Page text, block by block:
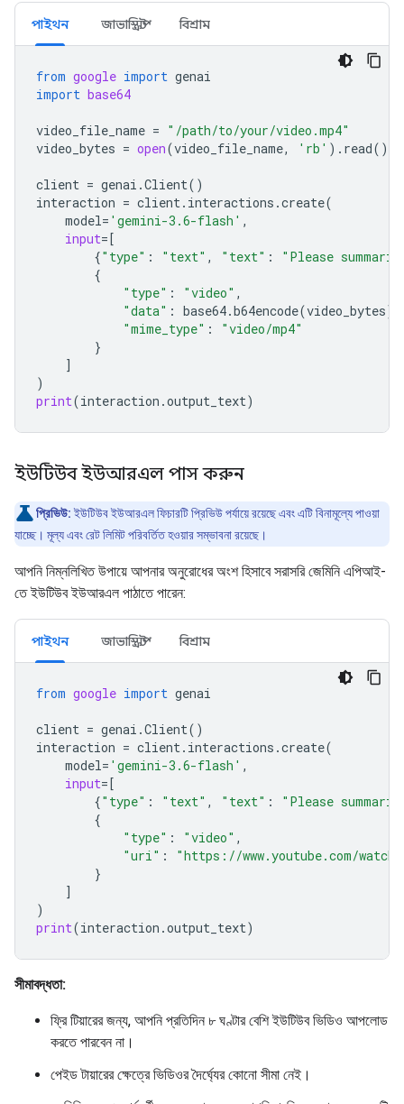
পাইথন জাভাস্ক্রিপ্ট বিশ্রাম
from google import genai
import base64
video_file_name = "/path/to/your/video.mp4"
video_bytes = open(video_file_name, 'rb' ) . read()
client = genai .Client()
interaction = client. interactions .create(
model= 'gemini-3.6-flash' ,
input=[
{"type" : "text" , "text" :
"Please
{
"type" : "video" ,
"data" : base64.b64encode(video_bytes)
"mime_type" :
"video/mp4"
}
]
)
print(interaction .output_text)
ইউটিউব ইউআরএল পাস করুন
প্রিভিউ: ইউটিউব ইউআরএল ফিচারটি প্রিভিউ পর্যায়ে রয়েছে এবং এটি বিনামূল্যে পাওয়া
যাচ্ছে। মূল্য এবং রেট লিমিট পরিবর্তিত হওয়ার সম্ভাবনা রয়েছে।
আপনি নিম্নলিখিত উপায়ে আপনার অনুরোধের অংশ হিসাবে সরাসরি জেমিনি এপিআই-
তে ইউটিউব ইউআরএল পাঠাতে পারেন:
পাইথন জাভাস্ক্রিপ্ট বিশ্রাম
from google import genai
client = genai .Client()
interaction = client. interactions .create(
model= 'gemini-3.6-flash' ,
input=[
{"type" : "text" , "text" :
"Please
{
"type" : "video" ,
"uri" :
"https://www.youtube.com/
}
]
)
print(interaction .output_text)
সীমাবদ্ধতা:
ফ্রি টিয়ারের জন্য, আপনি প্রতিদিন ৮ ঘণ্টার বেশি ইউটিউব ভিডিও আপলোড
করতে পারবেন না।
পেইড টায়ারের ক্ষেত্রে ভিডিওর দৈর্ঘ্যের কোনো সীমা নেই।